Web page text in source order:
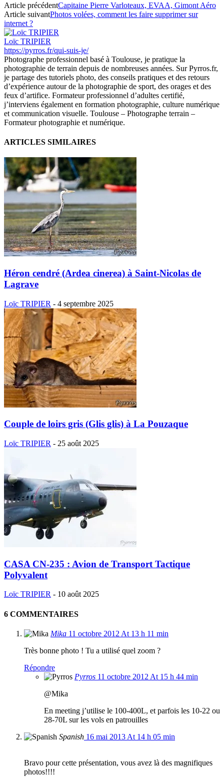
Article précédentCapitaine Pierre Varloteaux, EVAA, Gimont Aéro
Article suivantPhotos volées, comment les faire supprimer sur
internet ?
Loïc TRIPIER
https://pyrros.fr/qui-suis-je/
Photographe professionnel basé à Toulouse, je pratique la
photographie de terrain depuis de nombreuses années. Sur Pyrros.fr,
je partage des tutoriels photo, des conseils pratiques et des retours
d’expérience autour de la photographie de sport, des orages et des
feux d’artifice. Formateur professionnel d’adultes certifié,
j’interviens également en formation photographie, culture numérique
et communication visuelle. Toulouse – Photographe terrain –
Formateur photographie et numérique.
ARTICLES SIMILAIRES
Héron cendré (Ardea cinerea) à Saint-Nicolas de
Lagrave
Loïc TRIPIER - 4 septembre 2025
Couple de loirs gris (Glis glis) à La Pouzaque
Loïc TRIPIER - 25 août 2025
CASA CN-235 : Avion de Transport Tactique
Polyvalent
Loïc TRIPIER - 10 août 2025
6 COMMENTAIRES
Mika 11 octobre 2012 At 13 h 11 min
Très bonne photo ! Tu a utilisé quel zoom ?
Répondre
Pyrros 11 octobre 2012 At 15 h 44 min
@Mika
En meeting j’utilise le 100-400L, et parfois les 10-22 ou
28-70L sur les vols en patrouilles
Spanish 16 mai 2013 At 14 h 05 min
Bravo pour cette présentation, vous avez là des magnifiques
photos!!!!